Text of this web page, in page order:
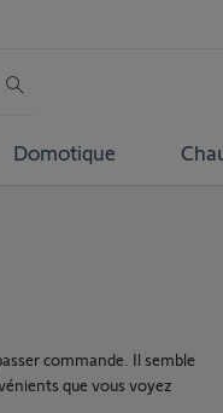
Domotique
commande. Il semble
que vous voyez